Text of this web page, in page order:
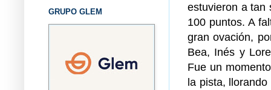
estuvieron a tan
100 puntos. A
gran ovación,
Bea, Inés y
Fue un
la pista,
GRUPO GLEM